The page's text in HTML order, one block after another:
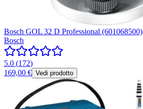
Bosch GOL 32 D Professional (601068500)
Bosch
5.0 (172)
169,00 € Vedi prodotto